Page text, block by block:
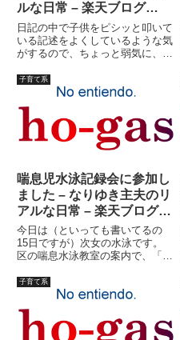
ルな日常 – 楽天ブログ
（Blog）
日記の中で子供をピシッと叩いて
いる記述をよくしているような気
がするので、ちょっと弱気に、今
ます。家庭内暴力と混同してもら
いたくないのです。「叩く手のほ
うが痛いんだよ！」これは、「エ
ンタの神様」でやっていた、子
供...
子育て系
喘息児水泳記録会に参加し
ました – なりゆき主夫のリ
アルな日常 – 楽天ブログ
（Blog）
今日は（といっても書いてるの
15日ですが）次女の水泳です。
区の喘息水泳教室の案内で、「喘
し込んでいたのです。主催は独立
行政法人環境再生保全機構。よく
わかりませんけど、ようするに小
学校１?６年までのぜん息児を対
象...
子育て系